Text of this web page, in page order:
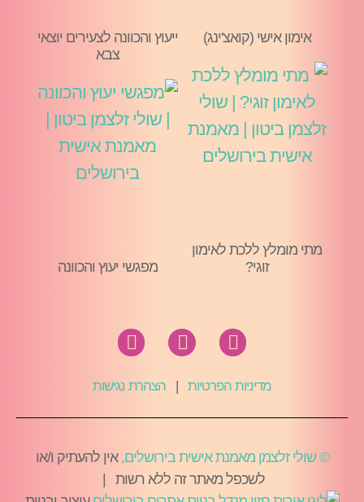
אימון אישי (קואצ'ינג)
מתי מומלץ ללכת לאימון
זוגי?
ייעוץ והכוונה לצעירים יוצאי
צבא
מפגשי יעוץ והכוונה
מדיניות הפרטיות | הצהרת נגישות
© שולי זלצמן מאמנת אישית בירושלים, אין להעתיק ו/או
לשכפל מאתר זה ללא רשות |